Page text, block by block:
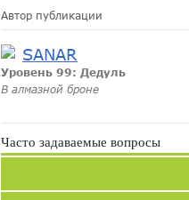
Автор публикации
SANAR
Уровень 99: Дедуль
В алмазной броне
Часто задаваемые вопросы